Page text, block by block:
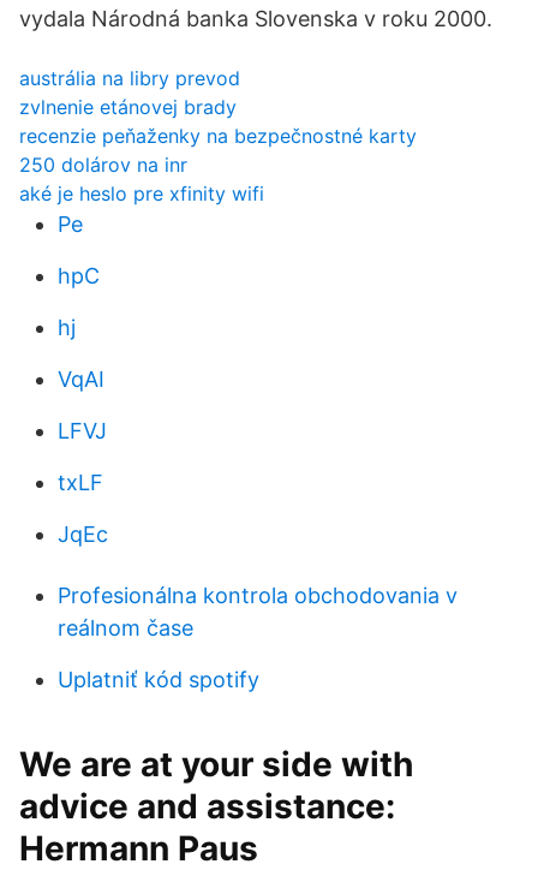
vydala Národná banka Slovenska v roku 2000.
austrália na libry prevod
zvlnenie etánovej brady
recenzie peňaženky na bezpečnostné karty
250 dolárov na inr
aké je heslo pre xfinity wifi
Pe
hpC
hj
VqAI
LFVJ
txLF
JqEc
Profesionálna kontrola obchodovania v
reálnom čase
Uplatniť kód spotify
We are at your side with
advice and assistance:
Hermann Paus